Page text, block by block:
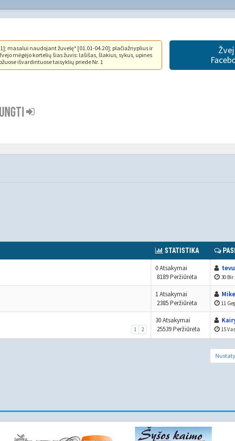
masalui naudojant žuvelę* [01.01-04.20]; plačiažnyplius ir
mėgėjo kortelių šias žuvis: lašišas, šlakius, sykus, upines
išvardintuose taisyklių priede Nr. 1
STATISTIKA
0 Atsakymai
8189 Peržiūrėta
30 Bir
1 Atsakymai
2385 Peržiūrėta
Mike
11
1 2
30 Atsakymai
25539 Peržiūrėta
15